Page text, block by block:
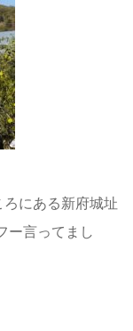
にある新府城址
ー言ってまし